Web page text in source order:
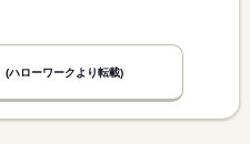
(ハローワークより転載)